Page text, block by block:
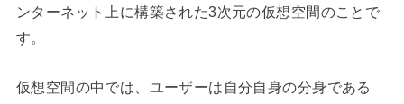
ンターネット上に構築された3次元の仮想空間のことで
す。
仮想空間の中では、ユーザーは自分自身の分身である